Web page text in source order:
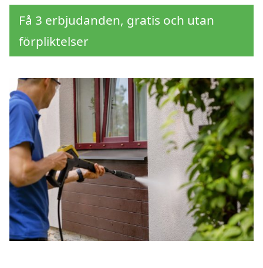
Få 3 erbjudanden, gratis och utan
förpliktelser